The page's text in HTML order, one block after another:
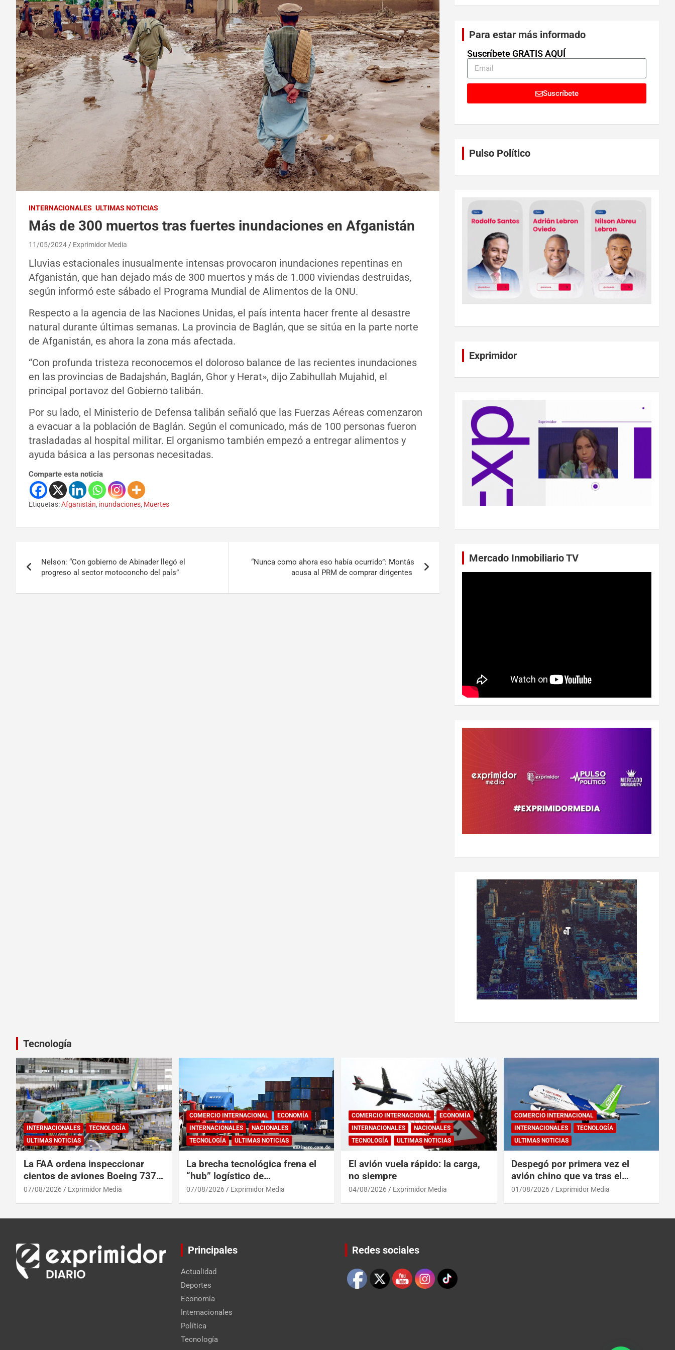
INTERNACIONALES ULTIMAS NOTICIAS
Más de 300 muertos tras fuertes inundaciones en Afganistán
11/05/2024 Exprimidor Media
Lluvias estacionales inusualmente intensas provocaron inundaciones repentinas en
Afganistán, que han dejado más de 300 muertos y más de 1.000 viviendas destruidas,
según informó este sábado el Programa Mundial de Alimentos de la ONU.
Respecto a la agencia de las Naciones Unidas, el país intenta hacer frente al desastre
natural durante últimas semanas. La provincia de Baglán, que se sitúa en la parte norte
de Afganistán, es ahora la zona más afectada.
“Con profunda tristeza reconocemos el doloroso balance de las recientes inundaciones
en las provincias de Badajshán, Baglán, Ghor y Herat», dijo Zabihullah Mujahid, el
principal portavoz del Gobierno talibán.
Por su lado, el Ministerio de Defensa talibán señaló que las Fuerzas Aéreas comenzaron
a evacuar a la población de Baglán. Según el comunicado, más de 100 personas fueron
trasladadas al hospital militar. El organismo también empezó a entregar alimentos y
ayuda básica a las personas necesitadas.
Comparte esta noticia
Etiquetas:Afganistán, inundaciones, Muertes
Nelson: “Con gobierno de Abinader llegó el
progreso al sector motoconcho del país”
“Nunca como ahora eso había ocurrido”: Montás
acusa al PRM de comprar dirigentes
Para estar más informado
Suscríbete GRATIS AQUÍ
Suscríbete
Pulso Político
Exprimidor
Mercado Inmobiliario TV
Tecnología
INTERNACIONALES
TECNOLOGÍA
ULTIMAS NOTICIAS
La FAA ordena inspeccionar
cientos de aviones Boeing 737
Max por posibles grietas
07/08/2026 Exprimidor Media
COMERCIO INTERNACIONAL
ECONOMÍA
INTERNACIONALES
NACIONALES
TECNOLOGÍA
ULTIMAS NOTICIAS
La brecha tecnológica frena el
“hub” logístico de
Centroamérica y RD
07/08/2026 Exprimidor Media
COMERCIO INTERNACIONAL
ECONOMÍA
INTERNACIONALES
NACIONALES
TECNOLOGÍA
ULTIMAS NOTICIAS
El avión vuela rápido: la carga,
no siempre
04/08/2026 Exprimidor Media
COMERCIO INTERNACIONAL
INTERNACIONALES
TECNOLOGÍA
ULTIMAS NOTICIAS
Despegó por primera vez el
avión chino que va tras el
reinado del A319 en el Tíbet
01/08/2026 Exprimidor Media
Principales
Actualidad
Deportes
Economía
Internacionales
Política
Tecnología
Redes sociales
Set Youtube Channel ID